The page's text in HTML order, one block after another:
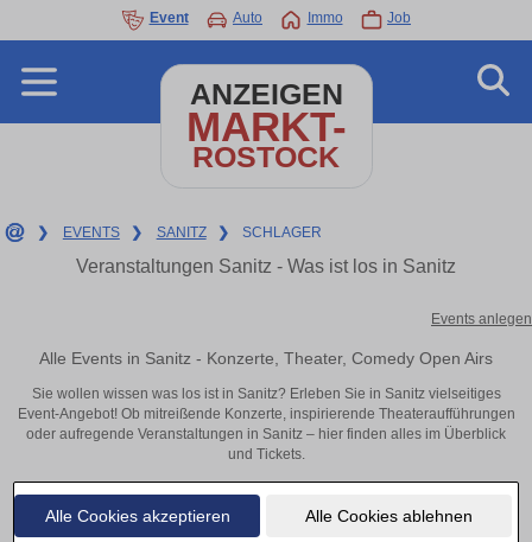
Alle Cookies akzeptieren Alle Cookies ablehnen
Event Auto Immo Job
ANZEIGEN
MARKT-
ROSTOCK
❯ EVENTS ❯ SANITZ ❯ SCHLAGER
Veranstaltungen Sanitz - Was ist los in Sanitz
Events anlegen
Alle Events in Sanitz - Konzerte, Theater, Comedy Open Airs
Sie wollen wissen was los ist in Sanitz? Erleben Sie in Sanitz vielseitiges
Event-Angebot! Ob mitreißende Konzerte, inspirierende Theateraufführungen
oder aufregende Veranstaltungen in Sanitz – hier finden alles im Überblick
und Tickets.